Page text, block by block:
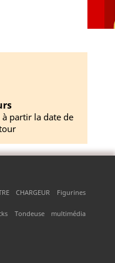
partir la date de
CHARGEUR Figurines
Tondeuse multimédia